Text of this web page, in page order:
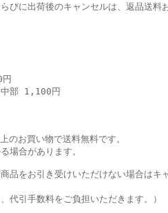
びに出荷後のキャンセルは、返品送料
中部 1,100円
お買い物で送料無料です。
場合があります。
品をお引き受けいただけない場合はキ
代引手数料をご負担いただきます。）